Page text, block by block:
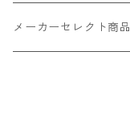
レザー（革）
メーカーセレクト商品